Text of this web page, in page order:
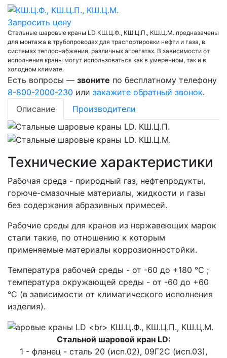
Запросить цену
Стальные шаровые краны LD КШ.Ц.Ф., КШ.Ц.П., КШ.Ц.М. предназачены
для монтажа в трубопроводах для траспортировки нефти и газа, в
системах теплоснабжения, различных агрегатах. В зависимости от
исполнения краны могут использоваться как в умеренном, так и в
холодном климате.
Есть вопросы — звоните по бесплатному телефону
8-800-2000-230 или закажите обратный звонок.
Описание
Производители
Технические характеристики
Рабочая среда - природный газ, нефтепродукты,
горюче-смазочные материалы, жидкости и газы
без содержания абразивных примесей.
Рабочие среды для кранов из нержавеющих марок
стали такие, по отношению к которым
применяемые материалы коррозионностойки.
Температура рабочей среды - от -60 до +180 °С ;
температура окружающей среды - от -60 до +60
°С (в зависимости от климатического исполнения
изделия).
Стальной шаровой кран LD:
1 - фланец - сталь 20 (исп.02), 09Г2С (исп.03),